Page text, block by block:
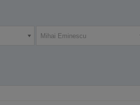
Mihai Eminescu